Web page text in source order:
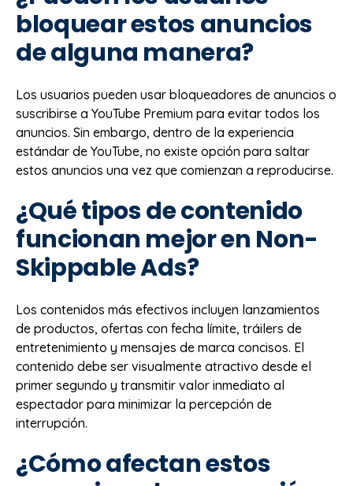
bloquear estos anuncios
de alguna manera?
Los usuarios pueden usar bloqueadores de anuncios o
suscribirse a YouTube Premium para evitar todos los
anuncios. Sin embargo, dentro de la experiencia
estándar de YouTube, no existe opción para saltar
estos anuncios una vez que comienzan a reproducirse.
¿Qué tipos de contenido
funcionan mejor en Non-
Skippable Ads?
Los contenidos más efectivos incluyen lanzamientos
de productos, ofertas con fecha límite, tráilers de
entretenimiento y mensajes de marca concisos. El
contenido debe ser visualmente atractivo desde el
primer segundo y transmitir valor inmediato al
espectador para minimizar la percepción de
interrupción.
¿Cómo afectan estos